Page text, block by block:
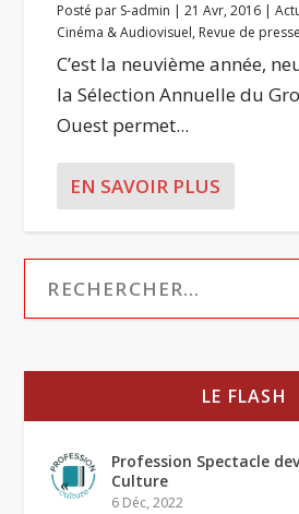
Posté par S-admin |21 Avr, 2016 |
Cinéma & Audiovisuel, Revue de presse
C’est la neuvième année,
la Sélection Annuelle du
Ouest permet...
EN SAVOIR PLUS
LE FLASH
Profession Spectacle
Culture
6 Déc, 2022